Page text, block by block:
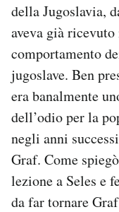
della Jugoslavia,
aveva già
comportamento
jugoslave. Ben
era banalmente
dell’odio per la
negli anni
Graf. Come
lezione a Seles
da far tornare